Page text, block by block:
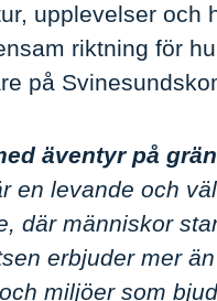
upplevelser och
riktning för
på
äventyr på
en levande och
där människor
erbjuder mer
miljöer som